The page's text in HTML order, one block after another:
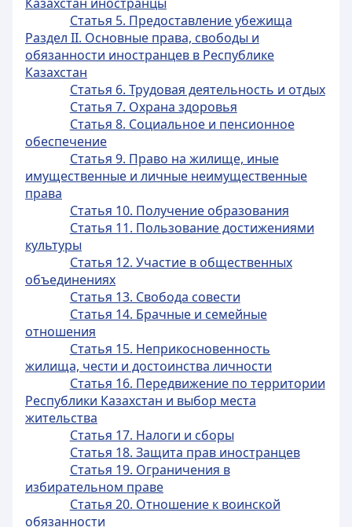
Статья 5. Предоставление убежища
Раздел II. Основные права, свободы и
обязанности иностранцев в Республике
Казахстан
Статья 6. Трудовая деятельность и отдых
Статья 7. Охрана здоровья
Статья 8. Социальное и пенсионное
обеспечение
Статья 9. Право на жилище, иные
имущественные и личные неимущественные
права
Статья 10. Получение образования
Статья 11. Пользование достижениями
культуры
Статья 12. Участие в общественных
объединениях
Статья 13. Свобода совести
Статья 14. Брачные и семейные
отношения
Статья 15. Неприкосновенность
жилища, чести и достоинства личности
Статья 16. Передвижение по территории
Республики Казахстан и выбор места
жительства
Статья 17. Налоги и сборы
Статья 18. Защита прав иностранцев
Статья 19. Ограничения в
избирательном праве
Статья 20. Отношение к воинской
обязанности